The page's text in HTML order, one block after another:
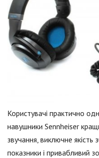
Користувачі практично
навушники Sennheiser
звучання, виключне якість
показники і привабливий